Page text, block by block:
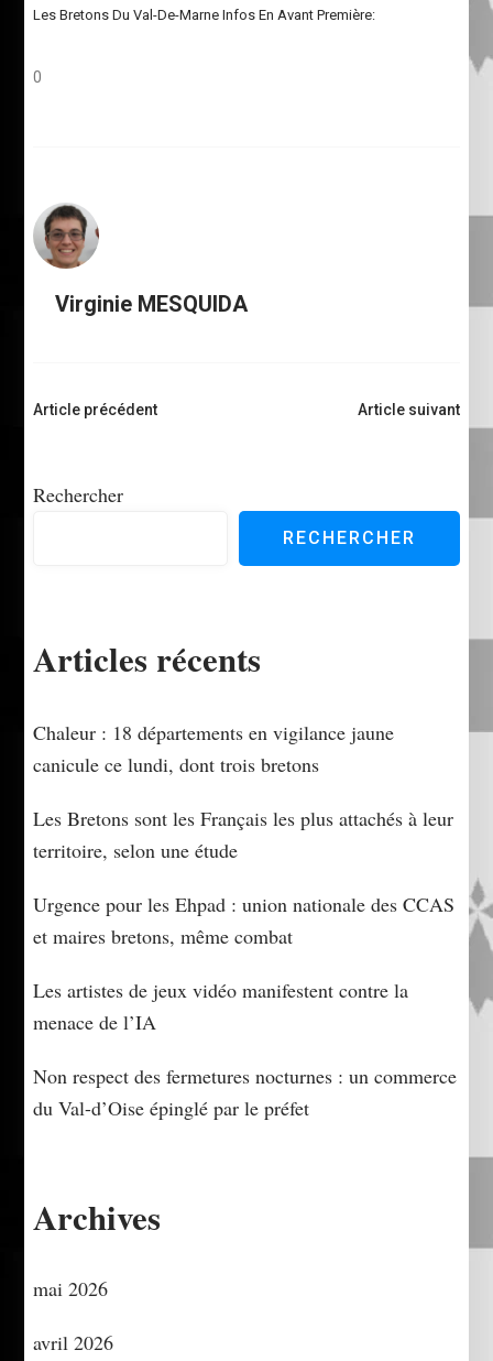
Les Bretons Du Val-De-Marne Infos En Avant Première:
0
Virginie MESQUIDA
Navigation
Article précédent Article suivant
Rechercher
RECHERCHER
Articles récents
Chaleur : 18 départements en vigilance jaune
canicule ce lundi, dont trois bretons
Les Bretons sont les Français les plus attachés à leur
territoire, selon une étude
Urgence pour les Ehpad : union nationale des CCAS
et maires bretons, même combat
Les artistes de jeux vidéo manifestent contre la
menace de l’IA
Non respect des fermetures nocturnes : un commerce
du Val-d’Oise épinglé par le préfet
Archives
mai 2026
avril 2026